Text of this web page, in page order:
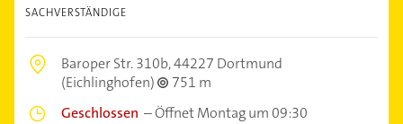
SACHVERSTÄNDIGE
Baroper Str. 310b,44227 Dortmund
(Eichlinghofen)
751 m
Geschlossen –Öffnet Montag um 09:30